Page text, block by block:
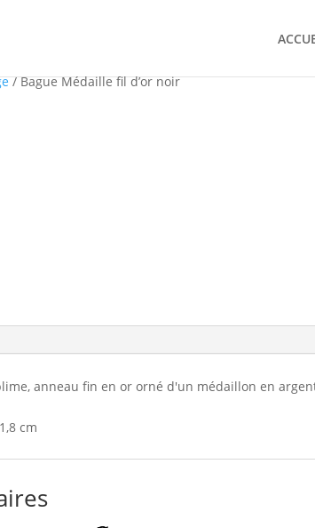
/ Bague Médaille fil d’or noir
anneau fin en or orné d'un médaillon en
cm